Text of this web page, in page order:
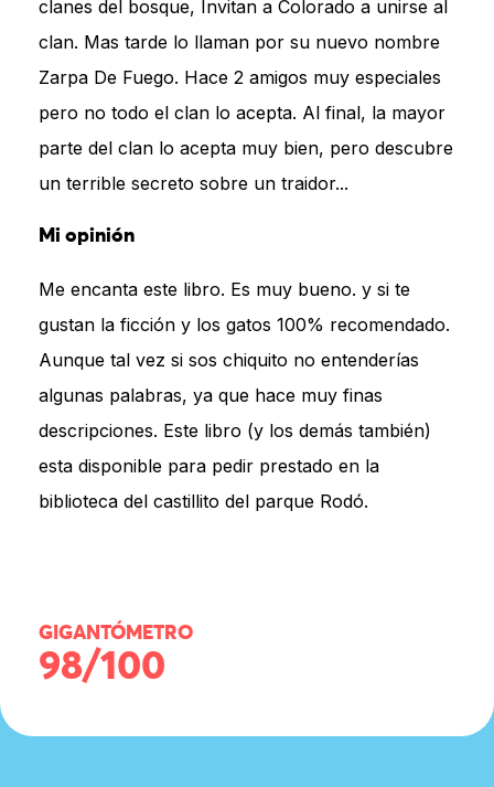
clanes del bosque, Invitan a Colorado a unirse al
clan. Mas tarde lo llaman por su nuevo nombre
Zarpa De Fuego. Hace 2 amigos muy especiales
pero no todo el clan lo acepta. Al final, la mayor
parte del clan lo acepta muy bien, pero descubre
un terrible secreto sobre un traidor...
Mi opinión
Me encanta este libro. Es muy bueno. y si te
gustan la ficción y los gatos 100% recomendado.
Aunque tal vez si sos chiquito no entenderías
algunas palabras, ya que hace muy finas
descripciones. Este libro (y los demás también)
esta disponible para pedir prestado en la
biblioteca del castillito del parque Rodó.
GIGANTÓMETRO
98/100